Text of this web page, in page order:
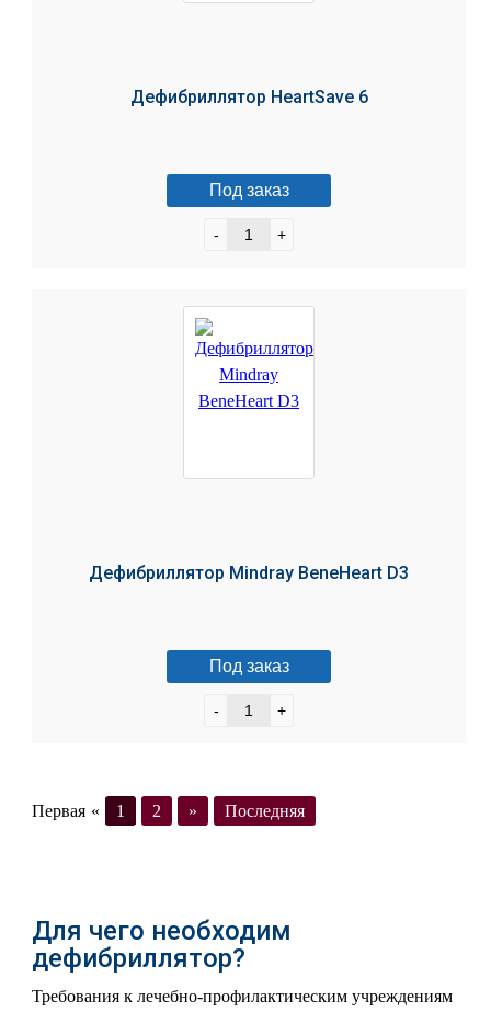
Дефибриллятор HeartSave 6
Под заказ
- +
Дефибриллятор Mindray BeneHeart D3
Под заказ
- +
Первая « 1 2 » Последняя
Для чего необходим
дефибриллятор?
Требования к лечебно-профилактическим учреждениям